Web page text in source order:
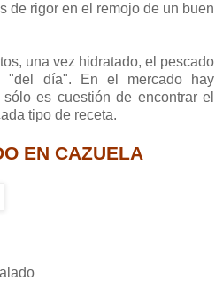
de rigor en el remojo de un buen
una vez hidratado, el pescado
"del día". En el mercado hay
es cuestión de encontrar el
tipo de receta.
EN CAZUELA